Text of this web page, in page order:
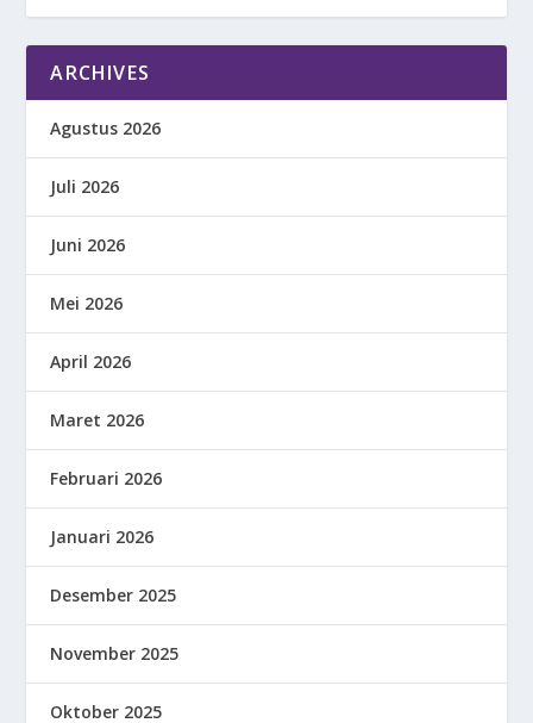
ARCHIVES
Agustus 2026
Juli 2026
Juni 2026
Mei 2026
April 2026
Maret 2026
Februari 2026
Januari 2026
Desember 2025
November 2025
Oktober 2025